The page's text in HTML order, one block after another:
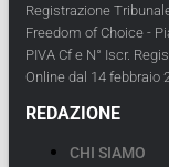
Registrazione
Freedom of Choice -
PIVA Cf e N° Iscr.
Online dal 14 febbraio
REDAZIONE
CHI SIAMO